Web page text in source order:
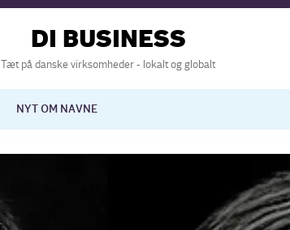
DI BUSINESS
Tæt på danske virksomheder - lokalt og globalt
NYT OM NAVNE
International økonomi